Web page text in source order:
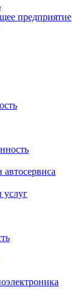
предприятие
услуг